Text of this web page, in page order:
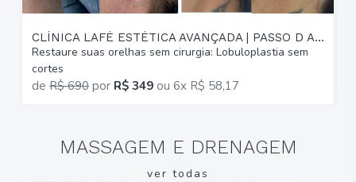
CLÍNICA LAFÉ ESTÉTICA AVANÇADA | PASSO D AREIA
Restaure suas orelhas sem cirurgia: Lobuloplastia sem
cortes
de R$ 690 por R$ 349 ou 6x R$ 58,17
MASSAGEM E DRENAGEM
ver todas